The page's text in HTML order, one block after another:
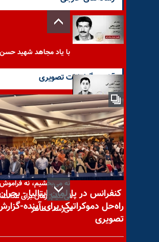
با یاد مجاهد شهید
با یاد مجاهد شهید
بزرگی
نه می‌بخشیم، نه فراموش
می‌کنیم; زمان برای عدالت
می‌رسد - طاهر
آخرین گزارشات تصویری
کنفرانس در پارلمان ایتالیا -
راه‌حل دموکراتیک برای آینده-
تصویری